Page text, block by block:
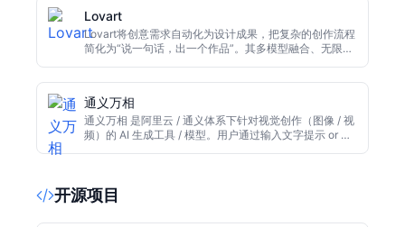
Lovart
Lovart将创意需求自动化为设计成果，把复杂的创作流程
简化为“说一句话，出一个作品”。其多模型融合、无限画
通义万相
通义万相 是阿里云 / 通义体系下针对视觉创作（图像 / 视
频）的 AI 生成工具 / 模型。用户通过输入文字提示 or 上
从图像生成扩展到视频生成、音画同步、配音等。
开源项目